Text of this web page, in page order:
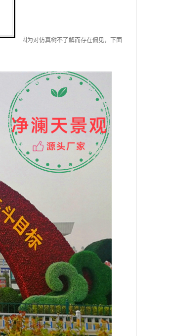
多人因为对仿真树不了解而存在偏见，下面